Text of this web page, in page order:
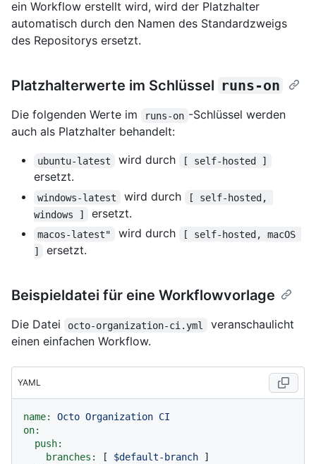
ein Workflow erstellt wird, wird der Platzhalter
automatisch durch den Namen des Standardzweigs
des Repositorys ersetzt.
Platzhalterwerte im Schlüssel runs-on
Die folgenden Werte im runs-on -Schlüssel werden
auch als Platzhalter behandelt:
ubuntu-latest wird durch [ self-hosted ]
ersetzt.
windows-latest wird durch
[ self-hosted,
windows ]
ersetzt.
macos-latest" wird durch
[ self-hosted, macOS
]
ersetzt.
Beispieldatei für eine Workflowvorlage
Die Datei octo-organization-ci.yml
veranschaulicht
einen einfachen Workflow.
YAML
name: Octo Organization CI
on:
push:
branches:
[ $default-branch ]